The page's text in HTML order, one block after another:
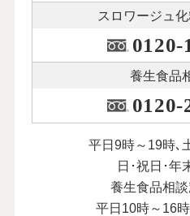
スロワージュ
0120-
養生食品
0120-
平日9時～19時､
日･祝日･年
養生食品相談
平日10時～16